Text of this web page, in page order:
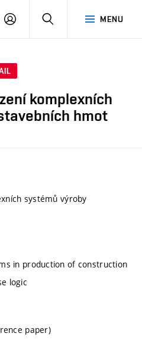
MENU
LOG
SEARCH
komplexních
hmot
systémů výroby
in production of construction
logic
paper)